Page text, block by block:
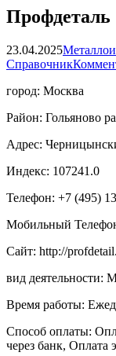
Профдеталь
23.04.2025
Справочник
город: Москва
Район: Гольяново
Адрес:
Индекс: 107241.0
Телефон: +7 (495)
Мобильный
Сайт: http://
вид деятельности:
Время работы:
Способ оплаты:
через банк, Оплата